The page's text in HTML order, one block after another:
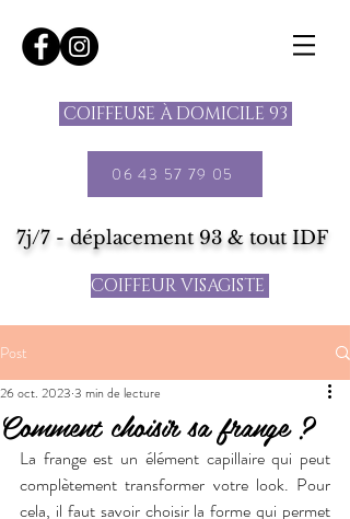
COIFFEUSE À DOMICILE 93
06 43 57 79 05
7j/7 - déplacement 93 & tout IDF
COIFFEUR VISAGISTE
Post
Comment choisir sa frange ?
26 oct. 2023 3 min de lecture
La frange est un élément capillaire qui peut
complètement transformer votre look. Pour
cela, il faut savoir choisir la forme qui permet